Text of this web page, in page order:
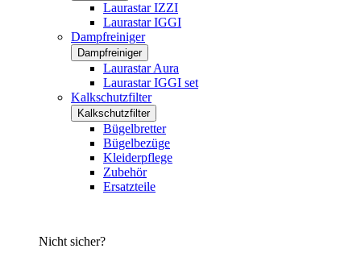
Laurastar IZZI
Laurastar IGGI
Dampfreiniger
Dampfreiniger
Laurastar Aura
Laurastar IGGI set
Kalkschutzfilter
Kalkschutzfilter
Bügelbretter
Bügelbezüge
Kleiderpflege
Zubehör
Ersatzteile
Nicht sicher?